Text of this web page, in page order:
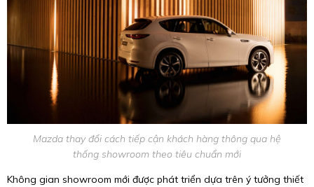
Mazda thay đổi cách tiếp cận khách hàng thông qua hệ
thống showroom theo tiêu chuẩn mới
Không gian showroom mới được phát triển dựa trên ý tưởng thiết